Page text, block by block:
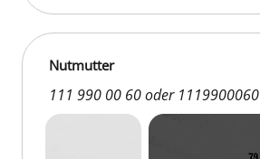
Nutmutter
111 990 00 60 oder 1119900060